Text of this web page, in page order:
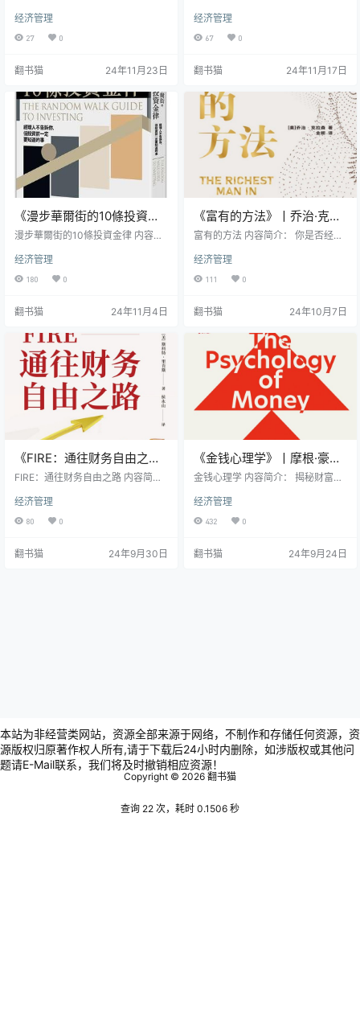
新生代理财投资达人李勛的实战心
得之作。作为在Dcard和PTT备受推
崇的YouTuber，他用自身经历证
驭投资理财之道，在25岁就实现百
分配、紧急备用金规划，到信用卡
使用策略、投资工具比较，都采用
图文并茂的方式细致讲解。特别适
合理财新手、大学生、职场新人和
小资族…
经济管理
27 0
翻书猫 24年11月23日
历山大·艾尔德博士，通过15个精心
编排的章节，系统地阐述了一个成
功交易者必须掌握的核心要素：严
科学的交易策略。 全书分为三大核
2. 剖析专业交易者的必备习惯和心
理素质3. 详解三种持续盈利的实用
交易策略。书中强调了几个关键的
制胜法则：- 资金管理是交易的根
本- 详细的…
经济管理
67 0
翻书猫 24年11月17日
《漫步華爾街的10條投資金
律》丨华尔街投资智慧，十
漫步華爾街的10條投資金律 内容简
律》是投资经典《漫步华尔街》的
实践版本。作者墨基尔（Malkiel）
自由。这本书将50年来经得起市场
的投资准则。 投资基础准备的核心
在于： - 立即开始储蓄，早期投资
比投资金额更重要 - 培养稳定的储
蓄习惯，通过简单有效的方法积累
资金 - 保持…
经济管理
180 0
翻书猫 24年11月4日
《富有的方法》丨乔治·克拉
森丨古巴比伦的财富密码
富有的方法 内容简介： 你是否经常
同龄人已有积蓄,而你还是两手空空?
担心自己陷入"活到老、累到老、穷
长的道路。这本由财富畅销书作家
个古巴比伦富翁的传奇故事,揭示了
经久不衰的致富秘诀。 《富有的方
法》揭示金钱本质，深入理解财富
的真正含义，改变对金钱的固…
经济管理
111 0
翻书猫 24年10月7日
《FIRE：通往财务自由之
路》丨斯科特·里肯斯丨点燃
FIRE：通往财务自由之路 内容简
是普通人的财富指南，通俗易懂的
投资理财知识，适合各行各业的普
习明智投资；真实案例分享，多个FI
经济管理
80 0
翻书猫 24年9月30日
《金钱心理学》丨摩根·豪泽
尔丨财富管理的心理密码
金钱心理学 内容简介： 揭秘财富管
书颠覆了传统的理财观念,向我们揭
示了情绪、喜好和潜意识如何影响
刻而实用的理财智慧。 《金钱心理
经济管理
432 0
翻书猫 24年9月24日
本站为非经营类网站，资源全部来源于网络，不制作和存储任何资源，资
源版权归原著作权人所有,请于下载后24小时内删除，如涉版权或其他问
题请E-Mail联系，我们将及时撤销相应资源！
Copyright © 2026 翻书猫
查询 22 次，耗时 0.1506 秒